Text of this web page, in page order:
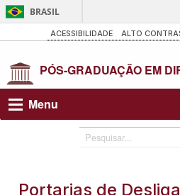
BRASIL
ACESSIBILIDADE ALTO
Menu
Portarias de